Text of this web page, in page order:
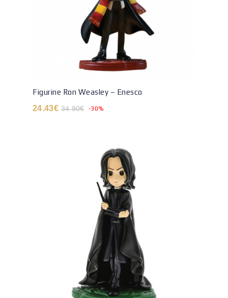
Figurine Ron Weasley – Enesco
34.90€
24.43€ -30%